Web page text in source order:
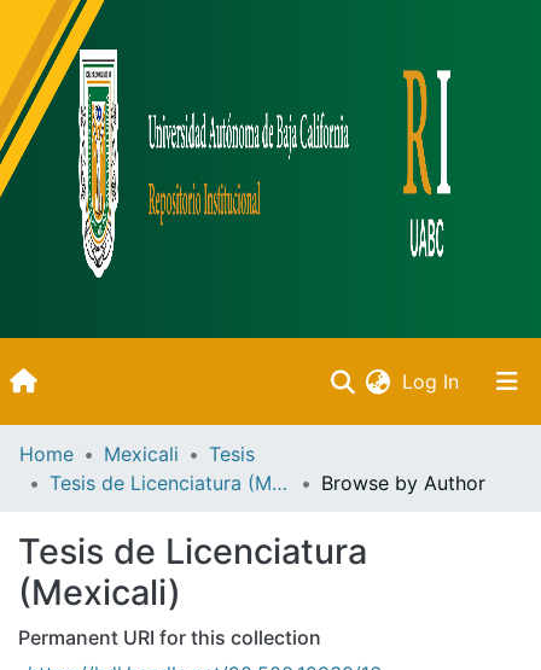
Log In(current)
Inicio
Communities & Collections
All of DSpace
Home Mexicali
Tesis
Tesis de Licenciatura (Mexicali)
Browse by Author
Tesis de Licenciatura
(Mexicali)
Permanent URI for this collection